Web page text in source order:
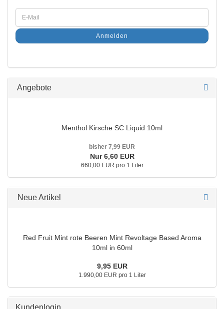
Anmelden
Angebote
Menthol Kirsche SC Liquid 10ml
bisher 7,99 EUR
Nur 6,60 EUR
660,00 EUR pro 1 Liter
Neue Artikel
Red Fruit Mint rote Beeren Mint Revoltage Based Aroma
10ml in 60ml
9,95 EUR
1.990,00 EUR pro 1 Liter
Kundenlogin